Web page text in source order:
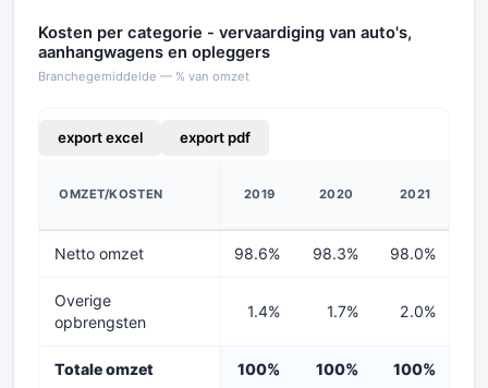
Kosten per categorie - vervaardiging van auto's,
aanhangwagens en opleggers
Branchegemiddelde — % van omzet
export excel export pdf
OMZET/KOSTEN 2019 2020 2021
Netto omzet 98.6% 98.3% 98.0%
Overige
opbrengsten
1.4% 1.7% 2.0%
Totale omzet 100% 100% 100%